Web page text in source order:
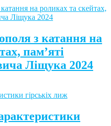
з катання на
пам’яті
Ліщука 2024